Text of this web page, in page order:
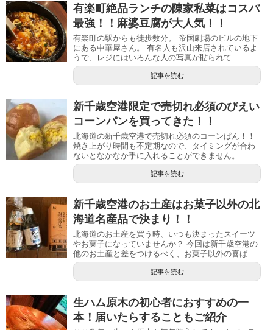
有楽町絶品ランチの陳家私菜はコスパ
最強！！麻婆豆腐が大人気！！
有楽町の駅からも徒歩数分。 帝国劇場のビルの地下
にある中華屋さん。 有名人も沢山来店されているよ
うで、レジにはいろんな人の写真が貼られて...
記事を読む
新千歳空港限定で売切れ必須のびえい
コーンパンを買ってきた！！
北海道の新千歳空港で売切れ必須のコーンぱん！！
焼き上がり時間も不定期なので、タイミングが合わ
ないとなかなか手に入れることができません。 ...
記事を読む
新千歳空港のお土産はお菓子以外の北
海道名産品で決まり！！
北海道のお土産を買う時、いつも決まったスイーツ
やお菓子になっていませんか？ 今回は新千歳空港の
他のお土産と差をつけるべく、お菓子以外の喜ば...
記事を読む
生ハム原木の初心者におすすめの一
本！届いたらすることもご紹介